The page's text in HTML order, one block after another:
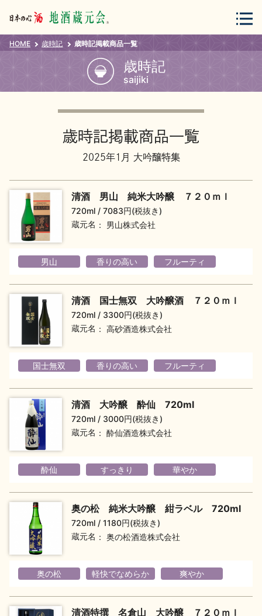
会員登録 ログイン
蔵元紀行 地酒カタログ
地酒用語集 地酒解体新書
お楽しみコンテンツ
歳時記
地酒川柳 地酒小説
HOME 歳時記 歳時記掲載商品一覧
歳時記
saijiki
歳時記掲載商品一覧
2025年1月 大吟醸特集
清酒 男山 純米大吟醸 ７２０ｍｌ
720ml
7083円(税抜き)
蔵元名
男山株式会社
男山 香りの高い フルーティ
清酒 国士無双 大吟醸酒 ７２０ｍｌ
720ml
3300円(税抜き)
蔵元名
高砂酒造株式会社
国士無双 香りの高い フルーティ
清酒 大吟醸 酔仙 720ml
720ml
3000円(税抜き)
蔵元名
酔仙酒造株式会社
酔仙 すっきり 華やか
奥の松 純米大吟醸 紺ラベル 720ml
720ml
1180円(税抜き)
蔵元名
奥の松酒造株式会社
奥の松 軽快でなめらか 爽やか
清酒特撰 名倉山 大吟醸 ７２０ｍｌ